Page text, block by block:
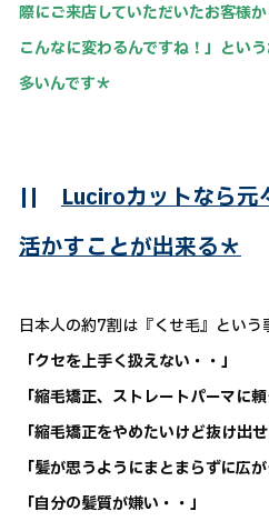
際にご来店していただいたお客様
こんなに変わるんですね！」とい
多いんです＊
|| Luciroカットなら元
活かすことが出来る＊
日本人の約7割は『くせ毛』という
「クセを上手く扱えない・・」
「縮毛矯正、ストレートパーマに
「縮毛矯正をやめたいけど抜け出せ
「髪が思うようにまとまらずに広
「自分の髪質が嫌い・・」